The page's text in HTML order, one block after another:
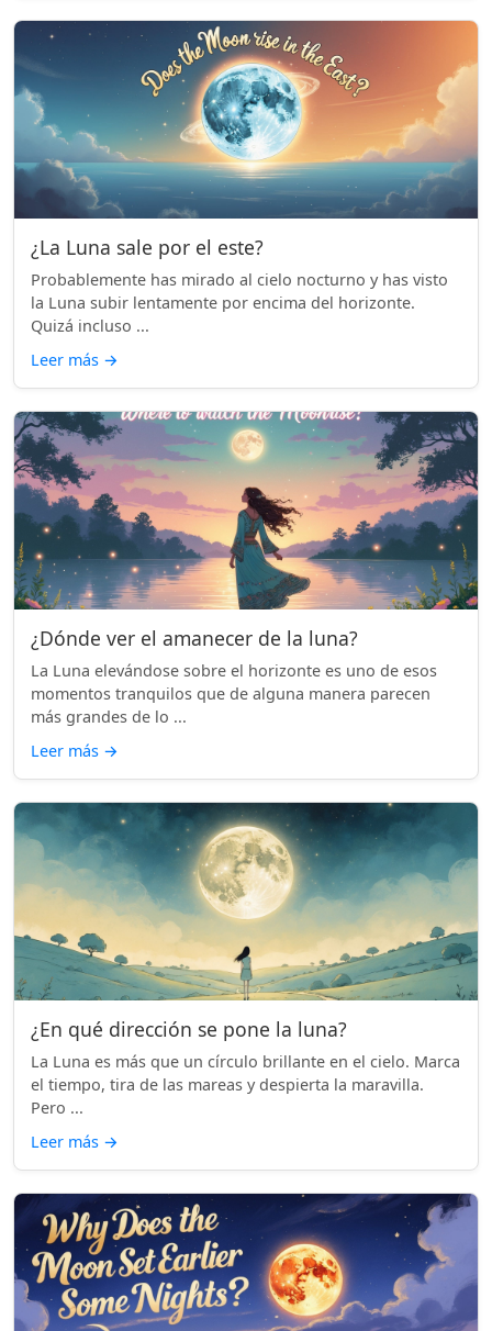
¿La Luna sale por el este?
Probablemente has mirado al cielo nocturno y has visto
la Luna subir lentamente por encima del horizonte.
Quizá incluso ...
Leer más →
¿Dónde ver el amanecer de la luna?
La Luna elevándose sobre el horizonte es uno de esos
momentos tranquilos que de alguna manera parecen
más grandes de lo ...
Leer más →
¿En qué dirección se pone la luna?
La Luna es más que un círculo brillante en el cielo. Marca
el tiempo, tira de las mareas y despierta la maravilla.
Pero ...
Leer más →